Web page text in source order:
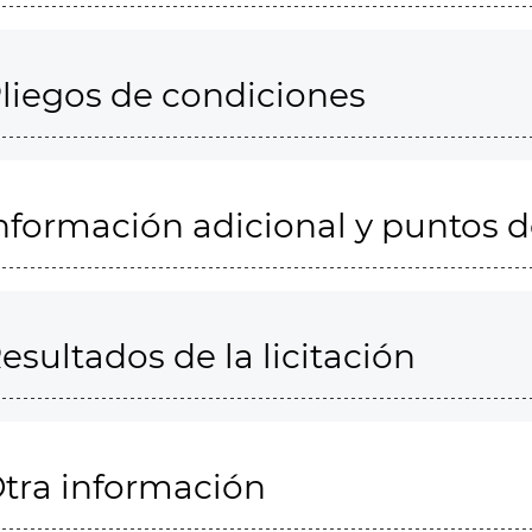
de condiciones
adicional y puntos
de la licitación
información